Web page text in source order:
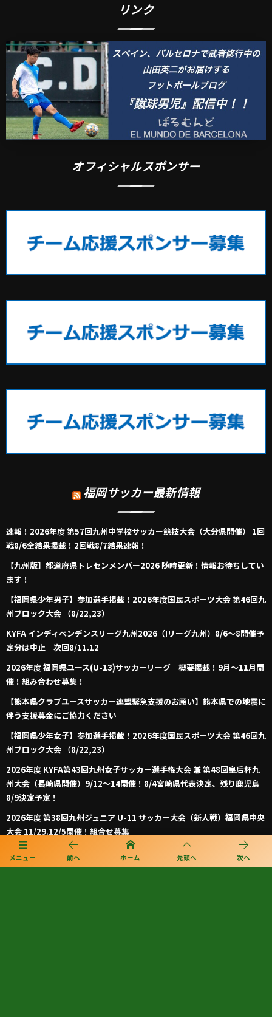
メニュー 前へ ホーム 先頭へ 次へ
リンク
オフィシャルスポンサー
福岡サッカー最新情報
速報！2026年度 第57回九州中学校サッカー競技大会（大分県開催） 1回
戦8/6全結果掲載！2回戦8/7結果速報！
【九州版】都道府県トレセンメンバー2026 随時更新！情報お待ちしてい
ます！
【福岡県少年男子】参加選手掲載！2026年度国民スポーツ大会 第46回九
州ブロック大会 （8/22,23）
KYFA インディペンデンスリーグ九州2026（Iリーグ九州）8/6～8開催予
定分は中止 次回8/11.12
2026年度 福岡県ユース(U-13)サッカーリーグ 概要掲載！9月～11月開
催！組み合わせ募集！
【熊本県クラブユースサッカー連盟緊急支援のお願い】熊本県での地震に
伴う支援募金にご協力ください
【福岡県少年女子】参加選手掲載！2026年度国民スポーツ大会 第46回九
州ブロック大会 （8/22,23）
2026年度 KYFA第43回九州女子サッカー選手権大会 兼 第48回皇后杯九
州大会（長崎県開催）9/12～14開催！8/4宮崎県代表決定、残り鹿児島
8/9決定予定！
2026年度 第38回九州ジュニア U-11 サッカー大会（新人戦）福岡県中央
大会 11/29.12/5開催！組合せ募集
2026年度 JFA第50回全日本U-12サッカー選手権大会福岡県中央大会
10/11開幕！組合せ募集